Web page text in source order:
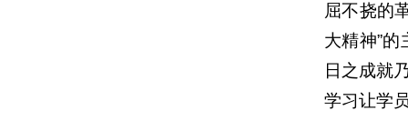
屈不挠的
大精神”
日之成就
学习让学